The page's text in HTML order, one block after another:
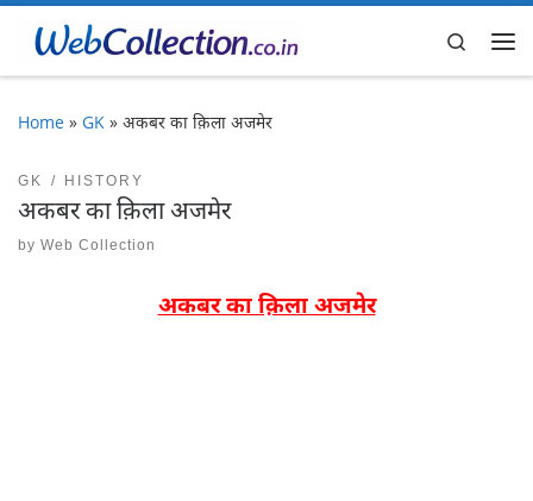
Skip to content
Search
Home » GK » अकबर का क़िला अजमेर
GK HISTORY
अकबर का क़िला अजमेर
by Web Collection
अकबर का क़िला अजमेर